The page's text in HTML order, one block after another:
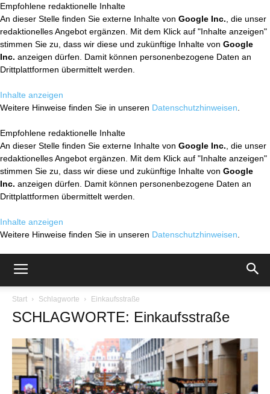
Empfohlene redaktionelle Inhalte
An dieser Stelle finden Sie externe Inhalte von Google Inc. , die unser
redaktionelles Angebot ergänzen. Mit dem Klick auf "Inhalte anzeigen"
stimmen Sie zu, dass wir diese und zukünftige Inhalte von Google
Inc. anzeigen dürfen. Damit können personenbezogene Daten an
Drittplattformen übermittelt werden.
Inhalte anzeigen
Weitere Hinweise finden Sie in unseren Datenschutzhinweisen
Empfohlene redaktionelle Inhalte
An dieser Stelle finden Sie externe Inhalte von Google Inc. , die unser
redaktionelles Angebot ergänzen. Mit dem Klick auf "Inhalte anzeigen"
stimmen Sie zu, dass wir diese und zukünftige Inhalte von Google
Inc. anzeigen dürfen. Damit können personenbezogene Daten an
Drittplattformen übermittelt werden.
Inhalte anzeigen
Weitere Hinweise finden Sie in unseren Datenschutzhinweisen
Start Schlagworte Einkaufsstraße
SCHLAGWORTE: Einkaufsstraße